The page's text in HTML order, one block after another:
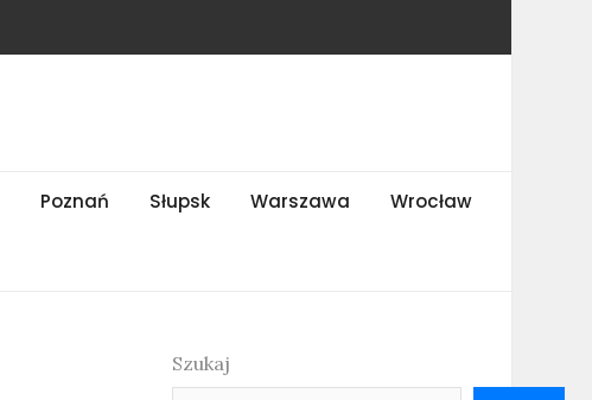
Poznań Słupsk Warszawa Wrocław
Szukaj